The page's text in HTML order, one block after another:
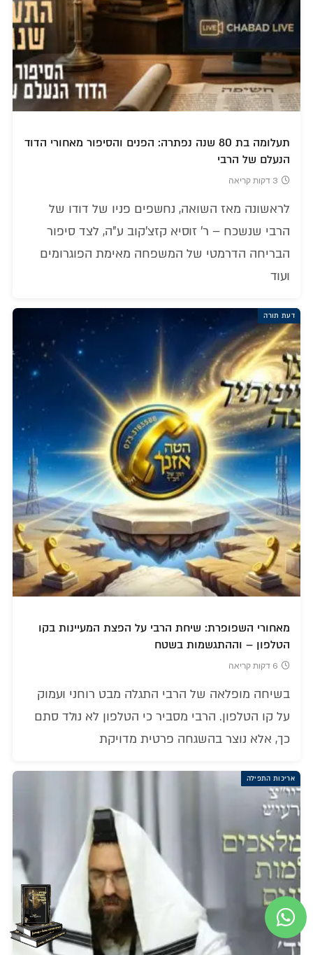
תעלומה בת 80 שנה נפתרה: הפנים והסיפור מאחורי הדוד
הנעלם של הרבי
3 דקות קריאה
לראשונה מאז השואה, נחשפים פניו של דודו של
הרבי שנשכח – ר' זוסיא קזצ'קוב ע"ה, לצד סיפור
הבריחה הדרמטי של המשפחה מאימת הפוגרומים
ועוד
דעת תורה
מאחורי השפופרת: שיחת הרבי על הפצת המעיינות בקו
הטלפון – וההתגשמות בשטח
6 דקות קריאה
בשיחה מופלאה של הרבי התגלה מבט רוחני ועמוק
על קו הטלפון. הרבי מסביר כי הטלפון לא נולד סתם
כך, אלא נוצר בהשגחה פרטית מדויקת
אריכות התפילה